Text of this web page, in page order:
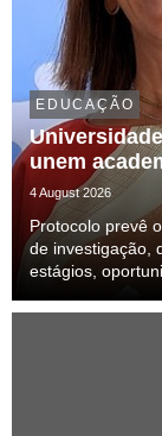
EDUCAÇÃO
unem
4 August 2026
Protocolo prevê
de investigação,
estágios,